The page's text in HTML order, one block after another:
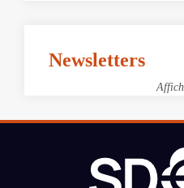
Newsletters